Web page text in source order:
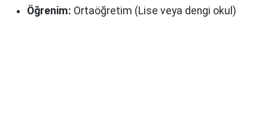
Öğrenim: Ortaöğretim (Lise veya dengi okul)